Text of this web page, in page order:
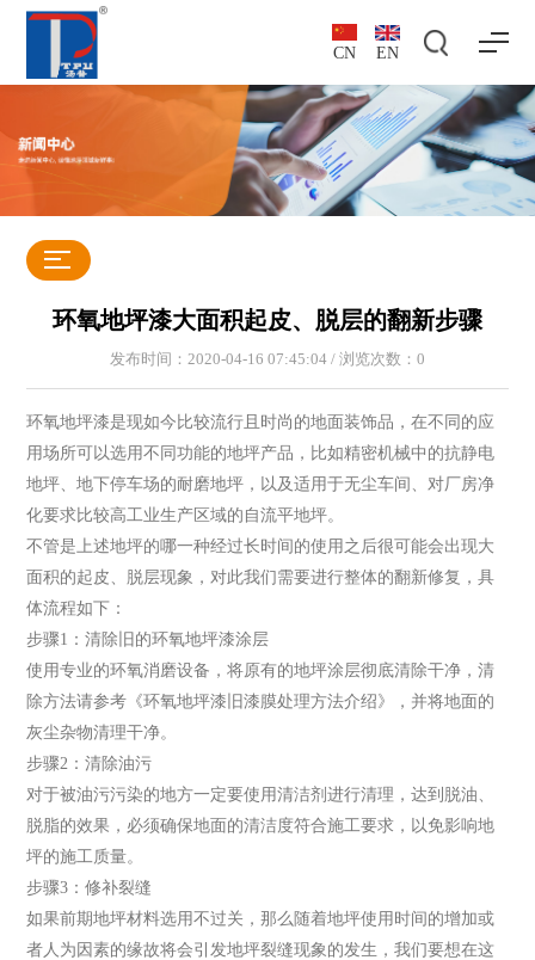
CN EN
环氧地坪漆大面积起皮、脱层的翻新步骤
发布时间：2020-04-16 07:45:04 / 浏览次数： 0
环氧地坪漆是现如今比较流行且时尚的地面装饰品，在不同的应
用场所可以选用不同功能的地坪产品，比如精密机械中的抗静电
地坪、地下停车场的耐磨地坪，以及适用于无尘车间、对厂房净
化要求比较高工业生产区域的自流平地坪。
不管是上述地坪的哪一种经过长时间的使用之后很可能会出现大
面积的起皮、脱层现象，对此我们需要进行整体的翻新修复，具
体流程如下：
步骤1：清除旧的环氧地坪漆涂层
使用专业的环氧消磨设备，将原有的地坪涂层彻底清除干净，清
除方法请参考《环氧地坪漆旧漆膜处理方法介绍》，并将地面的
灰尘杂物清理干净。
步骤2：清除油污
对于被油污污染的地方一定要使用清洁剂进行清理，达到脱油、
脱脂的效果，必须确保地面的清洁度符合施工要求，以免影响地
坪的施工质量。
步骤3：修补裂缝
如果前期地坪材料选用不过关，那么随着地坪使用时间的增加或
者人为因素的缘故将会引发地坪裂缝现象的发生，我们要想在这